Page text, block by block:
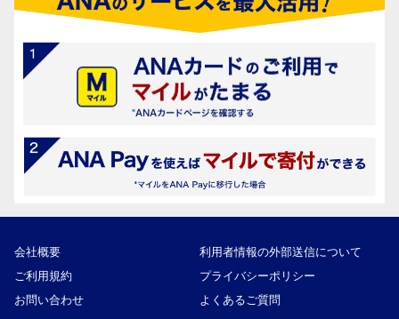
会社概要
利用者情報の外部送信について
ご利用規約
プライバシーポリシー
お問い合わせ
よくあるご質問